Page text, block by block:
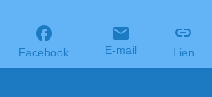
Facebook E-mail Lien